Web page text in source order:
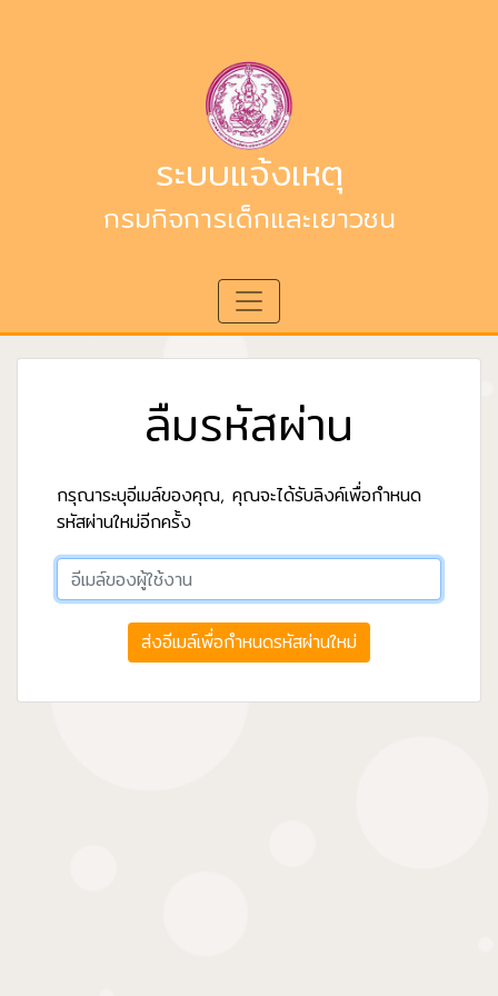
ระบบแจ้งเหตุ
กรมกิจการเด็กและเยาวชน
ลืมรหัสผ่าน
กรุณาระบุอีเมล์ของคุณ, คุณจะได้รับลิงค์เพื่อกำหนด
รหัสผ่านใหม่อีกครั้ง
ส่งอีเมล์เพื่อกำหนดรหัสผ่านใหม่